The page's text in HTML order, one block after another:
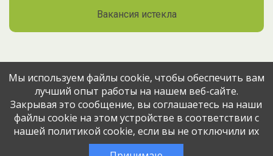
Вакансия истекла
Поделитесь вакансией с друзьями
Эта вакансия размещена2 месяца назадчерез сервис
Мы используем файлы cookie, чтобы обеспечить вам
лучший опыт работы на нашем веб-сайте.
Закрывая это сообщение, вы соглашаетесь на наши
файлы cookie на этом устройстве в соответствии с
нашей политикой cookie, если вы не отключили их